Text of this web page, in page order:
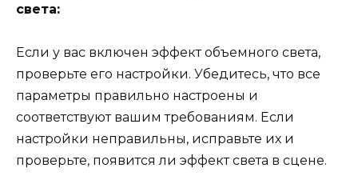
света:
Если у вас включен эффект объемного света,
проверьте его настройки. Убедитесь, что все
параметры правильно настроены и
соответствуют вашим требованиям. Если
настройки неправильны, исправьте их и
проверьте, появится ли эффект света в сцене.